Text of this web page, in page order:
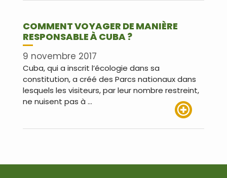
COMMENT VOYAGER DE MANIÈRE
RESPONSABLE À CUBA ?
9 novembre 2017
Cuba, qui a inscrit l’écologie dans sa
constitution, a créé des Parcs nationaux dans
lesquels les visiteurs, par leur nombre restreint,
ne nuisent pas à …